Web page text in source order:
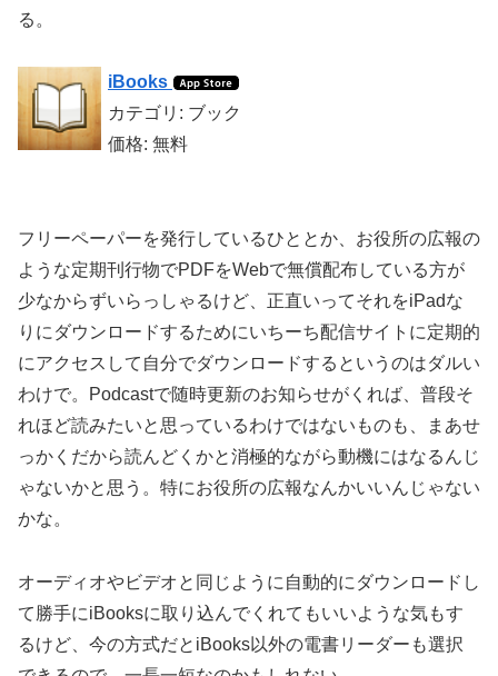
る。
iBooks
カテゴリ: ブック
価格: 無料
フリーペーパーを発行しているひととか、お役所の広報の
ような定期刊行物でPDFをWebで無償配布している方が
少なからずいらっしゃるけど、正直いってそれをiPadな
りにダウンロードするためにいちーち配信サイトに定期的
にアクセスして自分でダウンロードするというのはダルい
わけで。Podcastで随時更新のお知らせがくれば、普段そ
れほど読みたいと思っているわけではないものも、まあせ
っかくだから読んどくかと消極的ながら動機にはなるんじ
ゃないかと思う。特にお役所の広報なんかいいんじゃない
かな。
オーディオやビデオと同じように自動的にダウンロードし
て勝手にiBooksに取り込んでくれてもいいような気もす
るけど、今の方式だとiBooks以外の電書リーダーも選択